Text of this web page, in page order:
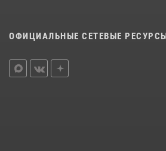
ОФИЦИАЛЬНЫЕ СЕТЕВЫЕ РЕСУРСЫ